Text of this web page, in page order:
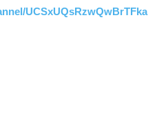
UCSxUQsRzwQwBrTFka